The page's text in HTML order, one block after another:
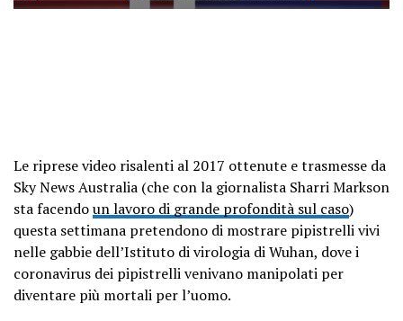
Le riprese video risalenti al 2017 ottenute e trasmesse da
Sky News Australia (che con la giornalista Sharri Markson
sta facendoun lavoro di grande profondità sul caso)
questa settimana pretendono di mostrare pipistrelli vivi
nelle gabbie dell’Istituto di virologia di Wuhan, dove i
coronavirus dei pipistrelli venivano manipolati per
diventare più mortali per l’uomo.